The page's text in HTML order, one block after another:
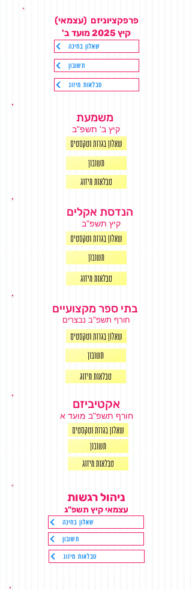
פרפקציוניזם (עצמאי)
קיץ 2025 מועד ב'
שאלון בחינה
תשובון
טבלאות מיזוג
משמעת
קיץב' תשפ"ב
הנדסת אקלים
קיץ תשפ"ב
בתי ספר מקצועיים
חורף תשפ"ב נבצרים
אקטיביזם
חורף תשפ"ב מועד א
ניהול רגשות
עצמאיקיץ תשפ"ג
שאלון בחינה
תשובון
טבלאות מיזוג